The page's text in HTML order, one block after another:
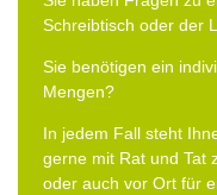
Schreibtisch oder der
Sie benötigen ein
Mengen?
In jedem Fall steht
gerne mit Rat und Tat
oder auch vor Ort für